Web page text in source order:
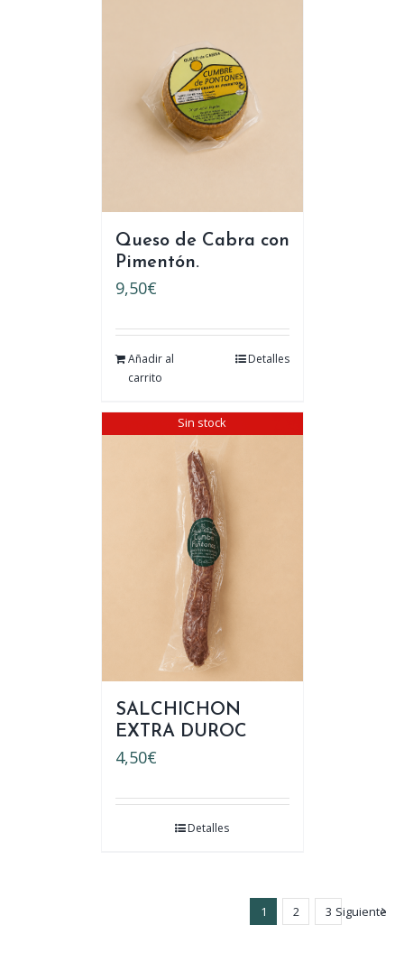
Queso de Cabra con
Pimentón.
9,50€
Añadir al
carrito
Detalles
Sin stock
SALCHICHON
EXTRA DUROC
4,50€
Detalles
1 2 3 Siguiente